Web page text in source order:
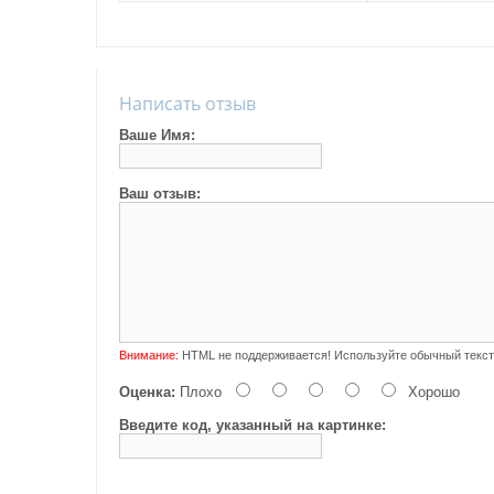
Написать отзыв
Ваше Имя:
Ваш отзыв:
Внимание: HTML не поддерживается! Используйте обычный
Оценка: Плохо
Хорошо
Введите код, указанный на картинке: